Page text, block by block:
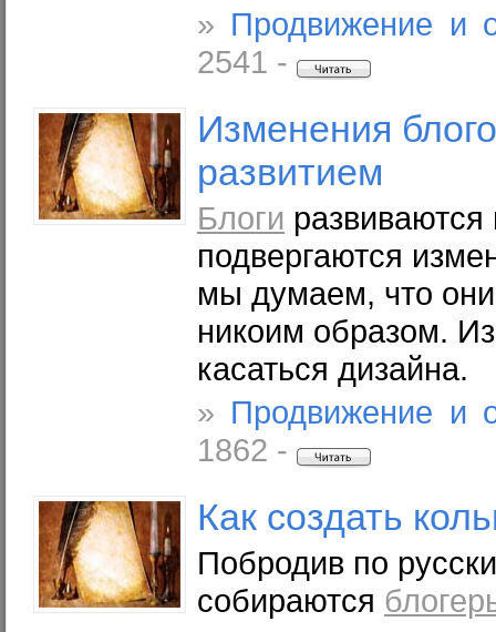
» Продвижение и
2541 -
Изменения
развитием
Блоги
подвергаются
мы думаем, что
никоим образом.
касаться дизайна.
» Продвижение и
1862 -
Как создать
Побродив по
собираются